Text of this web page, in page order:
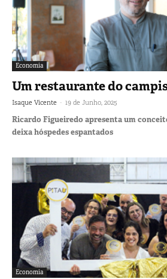
Economia
Um restaurante do
Isaque Vicente - 19 de Junho, 2025
Ricardo Figueiredo apresenta um
deixa hóspedes espantados
Economia